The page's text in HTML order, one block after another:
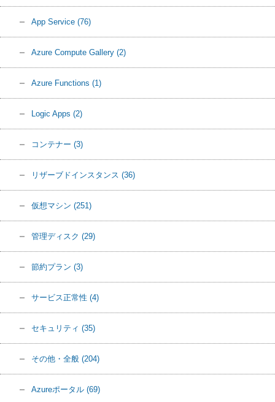
App Service (76)
Azure Compute Gallery (2)
Azure Functions (1)
Logic Apps (2)
コンテナー (3)
リザーブドインスタンス (36)
仮想マシン (251)
管理ディスク (29)
節約プラン (3)
サービス正常性 (4)
セキュリティ (35)
その他・全般 (204)
Azureポータル (69)